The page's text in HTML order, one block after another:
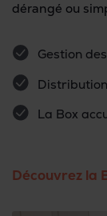
dérangé ou
Gestion
La Box
Découvrez la